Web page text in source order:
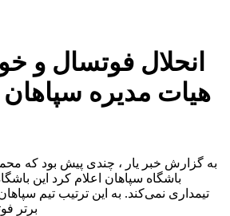
انحلال فوتسال و
هیات مدیره
به گزارش خبر یار ، چندی پیش بود که
باشگاه سپاهان اعلام کرد این
تیمداری نمی‌کند. به این ترتیب تیم
برتر